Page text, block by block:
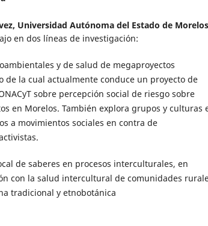
Universidad Autónoma del Estado de Morelos
en dos líneas de investigación:
y de salud de megaproyectos
de la cual actualmente conduce un proyecto de
sobre percepción social de riesgo sobre
en Morelos. También explora grupos y culturas
a movimientos sociales en contra de
de saberes en procesos interculturales, en
con la salud intercultural de comunidades
tradicional y etnobotánica